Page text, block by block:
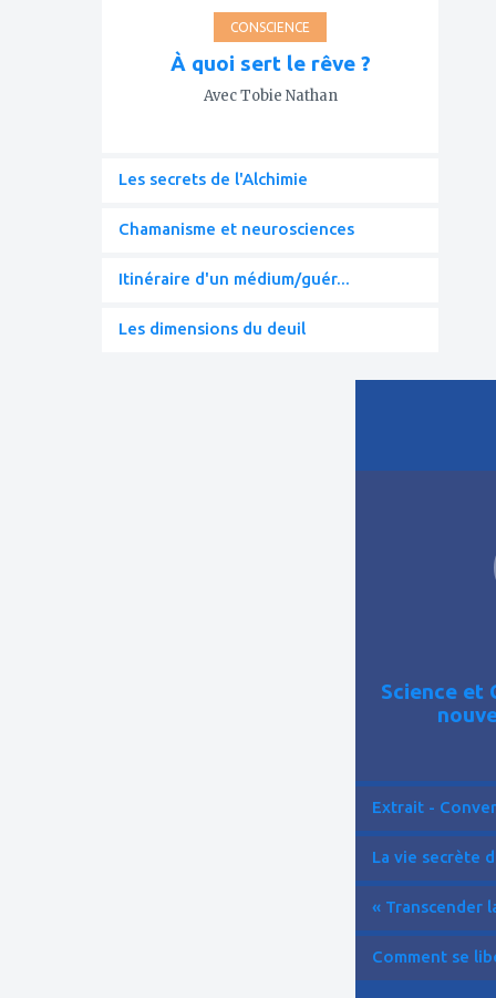
CONSCIENCE
À quoi sert le rêve ?
Avec Tobie Nathan
Les secrets de l'Alchimie
Chamanisme et neurosciences
Itinéraire d'un médium/guér...
Les dimensions du deuil
Science et
Extrait -
La vie secrète
« Transcender
Comment se